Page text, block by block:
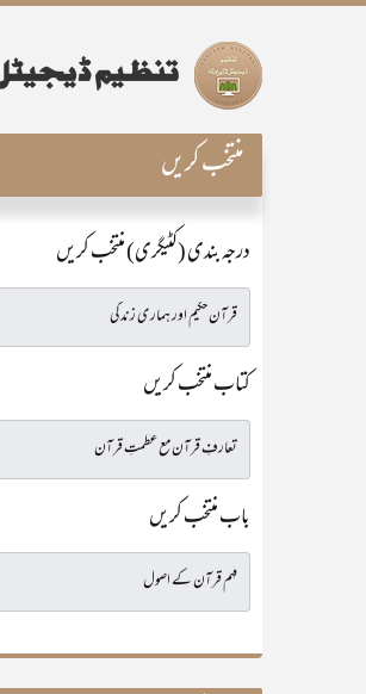
منتخب کریں
درجہ بندی (کٹیگری) منتخب کریں
کتاب منتخب کریں
باب منتخب کریں